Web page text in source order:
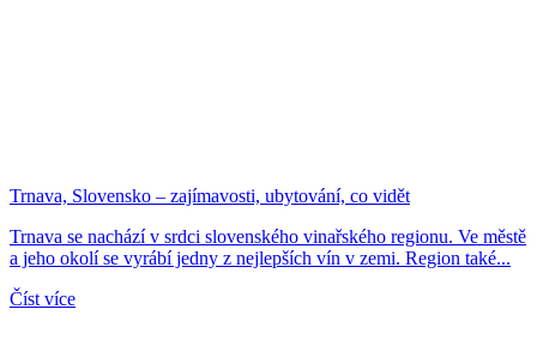
Trnava, Slovensko – zajímavosti, ubytování, co vidět
Trnava se nachází v srdci slovenského vinařského regionu. Ve městě
a jeho okolí se vyrábí jedny z nejlepších vín v zemi. Region také...
Číst více